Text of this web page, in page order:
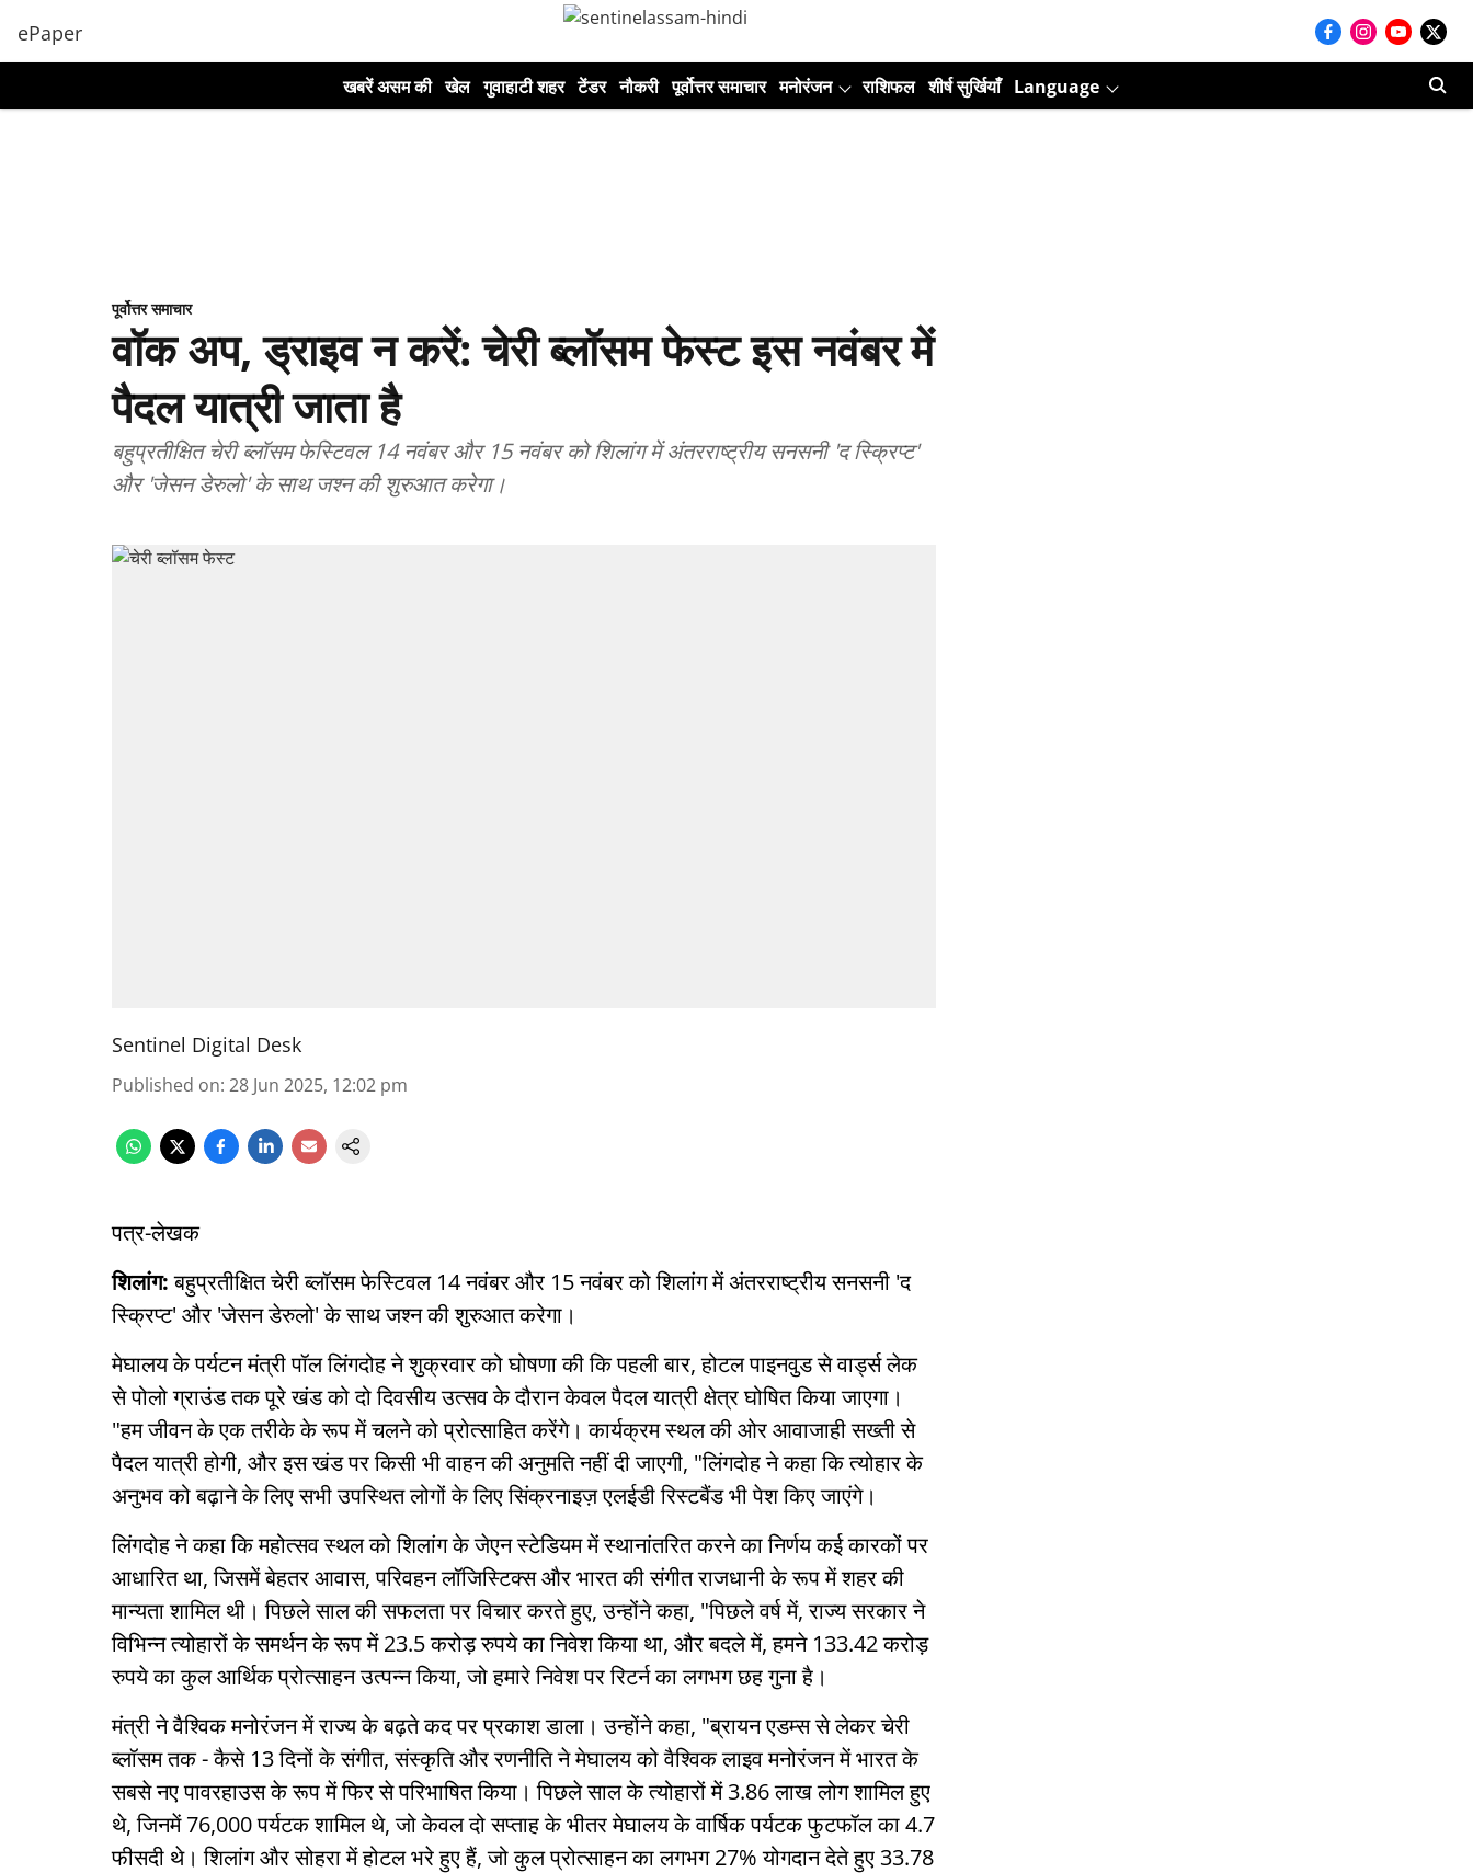
ePaper
खबरें असम की खेल गुवाहाटी शहर टेंडर नौकरी पूर्वोत्तर समाचार मनोरंजन राशिफल शीर्ष सुर्खियाँ Language
पूर्वोत्तर समाचार
वॉक अप, ड्राइव न करें: चेरी ब्लॉसम फेस्ट इस नवंबर में
पैदल यात्री जाता है
बहुप्रतीक्षित चेरी ब्लॉसम फेस्टिवल 14 नवंबर और 15 नवंबर को शिलांग में अंतरराष्ट्रीय सनसनी 'द स्क्रिप्ट'
और 'जेसन डेरुलो' के साथ जश्न की शुरुआत करेगा।
Sentinel Digital Desk
Published on: 28 Jun 2025, 12:02 pm
पत्र-लेखक
शिलांग:बहुप्रतीक्षित चेरी ब्लॉसम फेस्टिवल 14 नवंबर और 15 नवंबर को शिलांग में अंतरराष्ट्रीय सनसनी 'द
स्क्रिप्ट' और 'जेसन डेरुलो' के साथ जश्न की शुरुआत करेगा।
मेघालय के पर्यटन मंत्री पॉल लिंगदोह ने शुक्रवार को घोषणा की कि पहली बार, होटल पाइनवुड से वार्ड्स लेक
से पोलो ग्राउंड तक पूरे खंड को दो दिवसीय उत्सव के दौरान केवल पैदल यात्री क्षेत्र घोषित किया जाएगा।
"हम जीवन के एक तरीके के रूप में चलने को प्रोत्साहित करेंगे। कार्यक्रम स्थल की ओर आवाजाही सख्ती से
पैदल यात्री होगी, और इस खंड पर किसी भी वाहन की अनुमति नहीं दी जाएगी, "लिंगदोह ने कहा कि त्योहार के
अनुभव को बढ़ाने के लिए सभी उपस्थित लोगों के लिए सिंक्रनाइज़ एलईडी रिस्टबैंड भी पेश किए जाएंगे।
लिंगदोह ने कहा कि महोत्सव स्थल को शिलांग के जेएन स्टेडियम में स्थानांतरित करने का निर्णय कई कारकों पर
आधारित था, जिसमें बेहतर आवास, परिवहन लॉजिस्टिक्स और भारत की संगीत राजधानी के रूप में शहर की
मान्यता शामिल थी। पिछले साल की सफलता पर विचार करते हुए, उन्होंने कहा, "पिछले वर्ष में, राज्य सरकार ने
विभिन्न त्योहारों के समर्थन के रूप में 23.5 करोड़ रुपये का निवेश किया था, और बदले में, हमने 133.42 करोड़
रुपये का कुल आर्थिक प्रोत्साहन उत्पन्न किया, जो हमारे निवेश पर रिटर्न का लगभग छह गुना है।
मंत्री ने वैश्विक मनोरंजन में राज्य के बढ़ते कद पर प्रकाश डाला। उन्होंने कहा, "ब्रायन एडम्स से लेकर चेरी
ब्लॉसम तक - कैसे 13 दिनों के संगीत, संस्कृति और रणनीति ने मेघालय को वैश्विक लाइव मनोरंजन में भारत के
सबसे नए पावरहाउस के रूप में फिर से परिभाषित किया। पिछले साल के त्योहारों में 3.86 लाख लोग शामिल हुए
थे, जिनमें 76,000 पर्यटक शामिल थे, जो केवल दो सप्ताह के भीतर मेघालय के वार्षिक पर्यटक फुटफॉल का 4.7
फीसदी थे। शिलांग और सोहरा में होटल भरे हुए हैं, जो कुल प्रोत्साहन का लगभग 27% योगदान देते हुए 33.78